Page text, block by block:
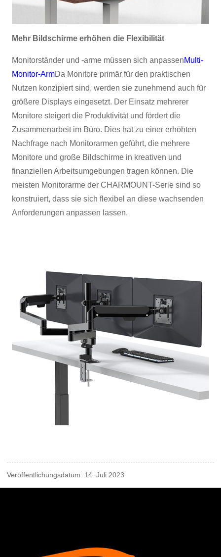
Mehr Bildschirme erhöhen die Flexibilität
Monitorständer und -arme müssen sich anpassenMulti-
Monitor-ArmDa Monitore primär für den praktischen
Nutzen konzipiert sind, werden sie zunehmend auch für
größere Displays eingesetzt. Der Einsatz mehrerer
Monitore steigert die Produktivität und fördert die
Zusammenarbeit im Büro. Dies hat zu einer erhöhten
Nachfrage nach Monitorarmen geführt, die mehrere
Monitore und große Bildschirme in kreativen und
finanziellen Arbeitsumgebungen tragen können. Die
meisten Monitorarme der CHARMOUNT-Serie sind so
konstruiert, dass sie sich flexibel an diese wachsenden
Anforderungen anpassen lassen.
Veröffentlichungsdatum: 14. Juli 2023